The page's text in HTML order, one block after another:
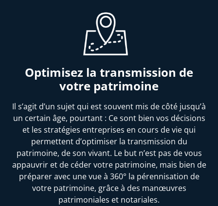
Optimisez la transmission de
votre patrimoine
Il s’agit d’un sujet qui est souvent mis de côté jusqu’à
un certain âge, pourtant : Ce sont bien vos décisions
et les stratégies entreprises en cours de vie qui
permettent d’optimiser la transmission du
patrimoine, de son vivant. Le but n’est pas de vous
appauvrir et de céder votre patrimoine, mais bien de
préparer avec une vue à 360° la pérennisation de
votre patrimoine, grâce à des manœuvres
patrimoniales et notariales.